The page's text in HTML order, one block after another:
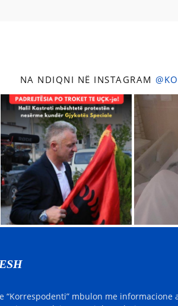
NA NDIQNI NË INSTAGRAM
“Korrespodenti” mbulon me informacione